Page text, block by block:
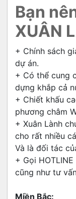
Bạn
XUÂN
+ Chính sách
dự án.
+ Có thể cung
dựng khắp cả
+ Chiết khấu
phương châm
+ Xuân Lành
cho rất nhiều
Và là đối tác
+ Gọi HOTLINE
cũng như tư
Miền Bắc: